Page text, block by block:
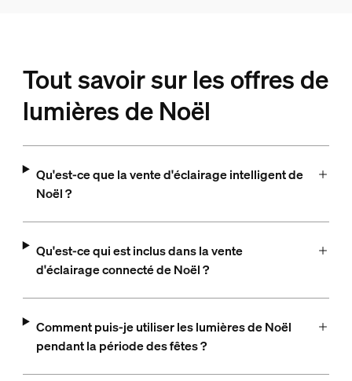
Tout savoir sur les offres de
lumières de Noël
Qu'est-ce que la vente d'éclairage intelligent de
Noël ?
Qu'est-ce qui est inclus dans la vente
d'éclairage connecté de Noël ?
Comment puis-je utiliser les lumières de Noël
pendant la période des fêtes ?